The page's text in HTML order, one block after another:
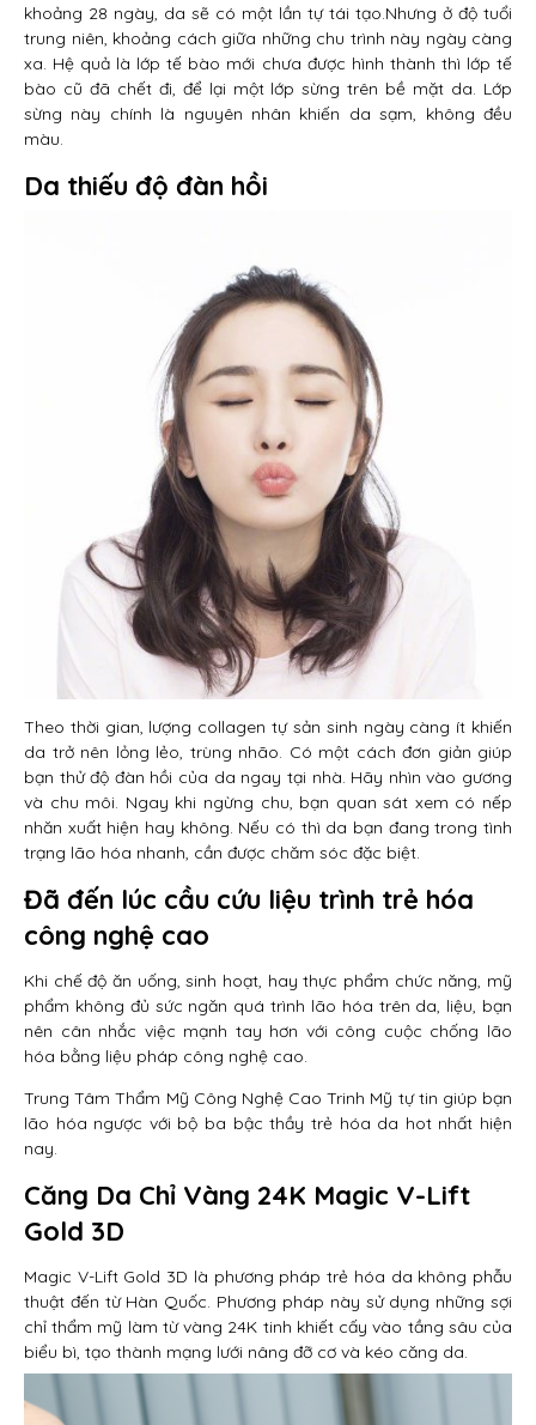
khoảng 28 ngày, da sẽ có một lần tự tái tạo.Nhưng ở độ tuổi
trung niên, khoảng cách giữa những chu trình này ngày càng
xa. Hệ quả là lớp tế bào mới chưa được hình thành thì lớp tế
bào cũ đã chết đi, để lại một lớp sừng trên bề mặt da. Lớp
sừng này chính là nguyên nhân khiến da sạm, không đều
màu.
Da thiếu độ đàn hồi
Theo thời gian, lượng collagen tự sản sinh ngày càng ít khiến
da trở nên lỏng lẻo, trùng nhão. Có một cách đơn giản giúp
bạn thử độ đàn hồi của da ngay tại nhà. Hãy nhìn vào gương
và chu môi. Ngay khi ngừng chu, bạn quan sát xem có nếp
nhăn xuất hiện hay không. Nếu có thì da bạn đang trong tình
trạng lão hóa nhanh, cần được chăm sóc đặc biệt.
Đã đến lúc cầu cứu liệu trình trẻ hóa
công nghệ cao
Khi chế độ ăn uống, sinh hoạt, hay thực phẩm chức năng, mỹ
phẩm không đủ sức ngăn quá trình lão hóa trên da, liệu, bạn
nên cân nhắc việc mạnh tay hơn với công cuộc chống lão
hóa bằng liệu pháp công nghệ cao.
Trung Tâm Thẩm Mỹ Công Nghệ Cao Trinh Mỹ tự tin giúp bạn
lão hóa ngược với bộ ba bậc thầy trẻ hóa da hot nhất hiện
nay.
Căng Da Chỉ Vàng 24K Magic V-Lift
Gold 3D
Magic V-Lift Gold 3D là phương pháp trẻ hóa da không phẫu
thuật đến từ Hàn Quốc. Phương pháp này sử dụng những sợi
chỉ thẩm mỹ làm từ vàng 24K tinh khiết cấy vào tầng sâu của
biểu bì, tạo thành mạng lưới nâng đỡ cơ và kéo căng da.